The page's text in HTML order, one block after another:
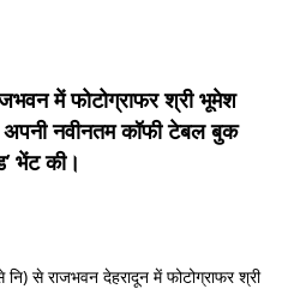
में फोटोग्राफर श्री भूमेश
अपनी नवीनतम कॉफी टेबल बुक
भेंट की।
से राजभवन देहरादून में फोटोग्राफर श्री